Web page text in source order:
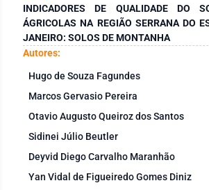
INDICADORES DE QUALIDADE DO
ÁGRICOLAS NA REGIÃO SERRANA DO
JANEIRO: SOLOS DE MONTANHA
Autores:
Hugo de Souza Fagundes
Marcos Gervasio Pereira
Otavio Augusto Queiroz dos Santos
Sidinei Júlio Beutler
Deyvid Diego Carvalho Maranhão
Yan Vidal de Figueiredo Gomes Diniz